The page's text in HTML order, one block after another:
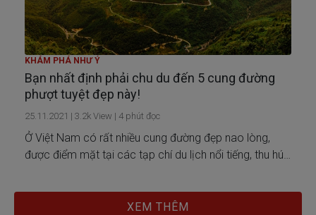
KHÁM PHÁ NHƯ Ý
Bạn nhất định phải chu du đến 5 cung đường
phượt tuyệt đẹp này!
25.11.2021 | 3.2k View | 4 phút đọc
Ở Việt Nam có rất nhiều cung đường đẹp nao lòng,
được điểm mặt tại các tạp chí du lịch nổi tiếng, thu hút
phá ngay cùng Generali nào.
XEM THÊM